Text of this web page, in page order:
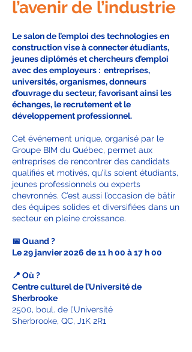
l’avenir de l’industrie
Le salon de l’emploi des technologies en
construction vise à connecter étudiants,
jeunes diplômés et chercheurs d’emploi
avec des employeurs : entreprises,
universités, organismes, donneurs
d’ouvrage du secteur, favorisant ainsi les
échanges, le recrutement et le
développement professionnel.
Cet événement unique, organisé par le
Groupe BIM du Québec, permet aux
entreprises de rencontrer des candidats
qualifiés et motivés, qu’ils soient étudiants,
jeunes professionnels ou experts
chevronnés. C’est aussi l’occasion de bâtir
des équipes solides et diversifiées dans un
secteur en pleine croissance.
📅 Quand ?
Le 29 janvier 2026 de 11 h 00 à 17 h 00
📍 Où ?
Centre culturel de l’Université de
Sherbrooke
2500, boul. de l’Université
Sherbrooke, QC, J1K 2R1